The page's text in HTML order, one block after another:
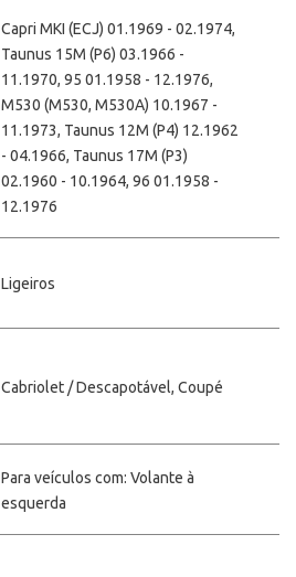
Capri MKI (ECJ) 01.1969 - 02.1974,
Taunus 15M (P6) 03.1966 -
11.1970, 95 01.1958 - 12.1976,
M530 (M530, M530A) 10.1967 -
11.1973, Taunus 12M (P4) 12.1962
- 04.1966, Taunus 17M (P3)
02.1960 - 10.1964, 96 01.1958 -
12.1976
Ligeiros
Cabriolet / Descapotável, Coupé
Para veículos com: Volante à
esquerda